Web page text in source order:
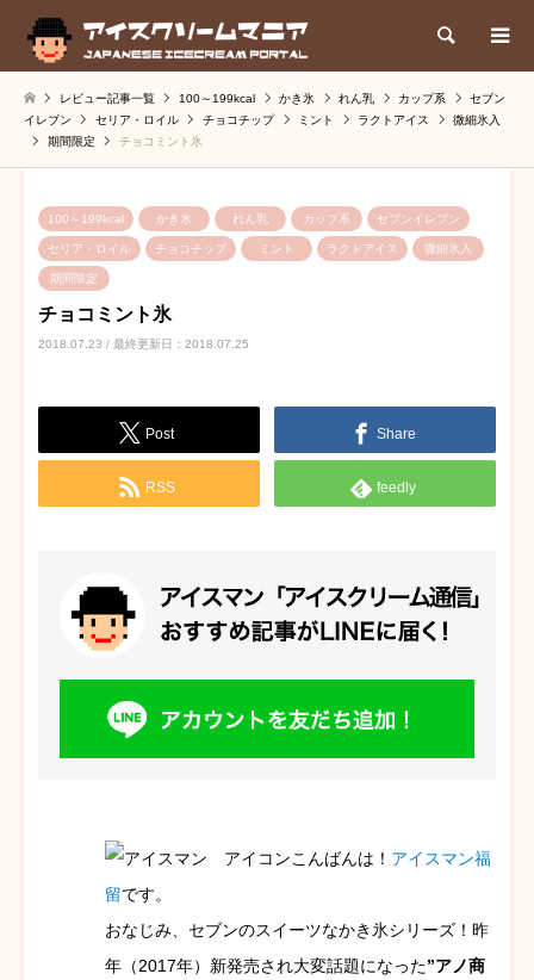
検索
レビュー記事一覧 100～199kcal かき氷 れん乳 カップ系
セブン
イレブン
セリア・ロイル チョコチップ ミント ラクトアイス
微細氷入
期間限定
チョコミント氷
100～199kcal かき氷 れん乳 カップ系 セブンイレブン
セリア・ロイル チョコチップ ミント ラクトアイス 微細氷入
期間限定
チョコミント氷
2018.07.23 / 最終更新日：2018.07.25
Post Share
RSS feedly
こんばんは！ アイスマン福
留です。
おなじみ、セブンのスイーツなかき氷シリーズ！昨
年（2017年）新発売され大変話題になった”アノ商